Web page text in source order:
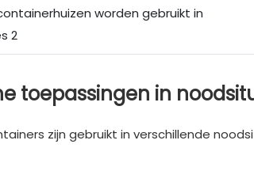
toepassingen in
zijn gebruikt in verschillende